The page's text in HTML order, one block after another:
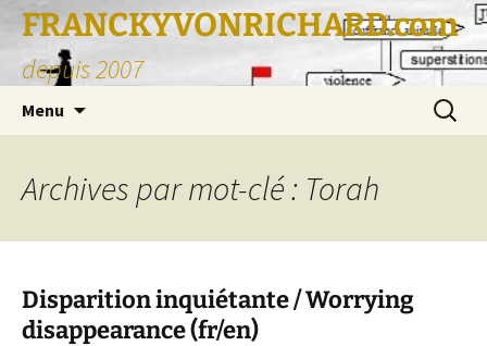
FRANCKYVONRICHARD.com
depuis 2007
Menu
Archives par mot-clé : Torah
Disparition inquiétante / Worrying
disappearance (fr/en)